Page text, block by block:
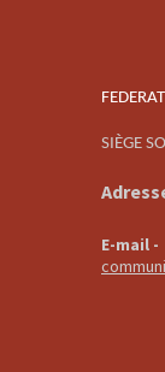
SIÈGE
E-mail -